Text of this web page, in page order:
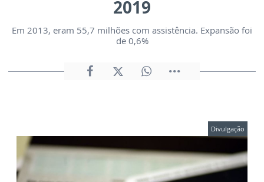
2019
Em 2013, eram 55,7 milhões com assistência. Expansão foi
de 0,6%
Divulgação